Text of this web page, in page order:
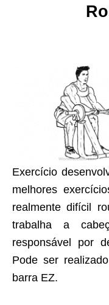
Exercício
melhores
realmente difícil
trabalha a
responsável por
Pode ser
barra EZ.